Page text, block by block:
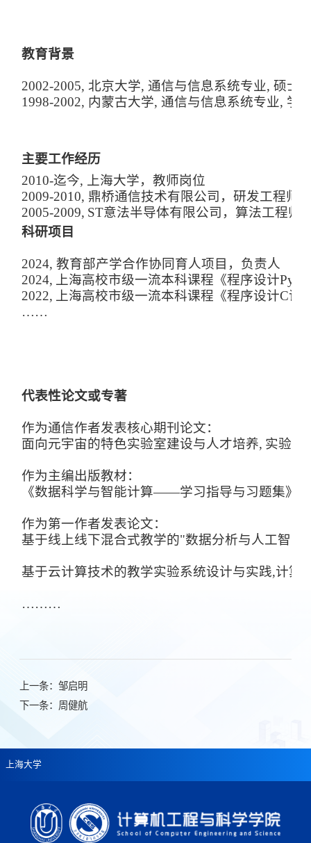
教育背景
2002-2005, 北京大学, 通信与信息系统专业, 硕士
1998-2002, 内蒙古大学, 通信与信息系统专业, 学
主要工作经历
2010-迄今, 上海大学，教师岗位
2009-2010, 鼎桥通信技术有限公司，研发工程师
2005-2009, ST意法半导体有限公司，算法工程师
科研项目
2024, 教育部产学合作协同育人项目 ，负责人
2024, 上海高校市级一流本科课程《程序设计P
2022,
上海高校市级一流本科课程《程序设计C语
……
代表性论文或专著
作为通信作者发表核心期刊论文：
面向元宇宙的特色实验室建设与人才培养, 实验室
作为主编出版教材：
《数据科学与智能计算——学习指导与习题集》
作为第一作者发表论文：
基于线上线下混合式教学的"数据分析与人工智能
基于云计算技术的教学实验系统设计与实践,计算
………
上一条： 邹启明
下一条： 周健航
上海大学